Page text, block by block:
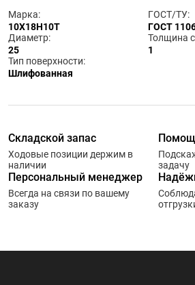
Марка:
10Х18Н10Т
ГОСТ/ТУ:
ГОСТ
Диаметр:
25
Толщина
1
Тип поверхности:
Шлифованная
Складской запас
Ходовые позиции держим в
наличии
задачу
Персональный менеджер
Всегда на связи по вашему
заказу